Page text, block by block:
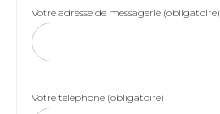
Votre adresse de messagerie (obligatoire)
Votre téléphone (obligatoire)